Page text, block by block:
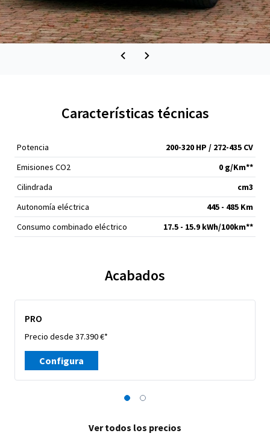
Características técnicas
Potencia
200-320 HP / 272-435 CV
Emisiones CO2
0 g/Km**
Cilindrada
cm3
Autonomía eléctrica
445 - 485 Km
Consumo combinado eléctrico
17.5 - 15.9 kWh/100km**
Acabados
PRO
Precio desde 37.390 €*
Configura
Ver todos los precios